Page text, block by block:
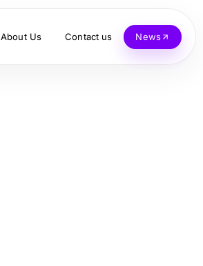
About Us Contact us News